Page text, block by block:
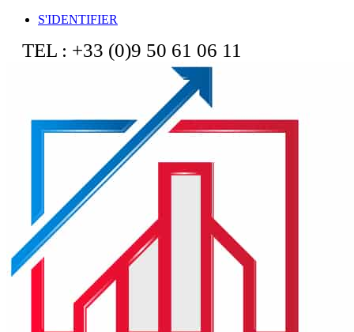
S'IDENTIFIER
TEL : +33 (0)9 50 61 06 11